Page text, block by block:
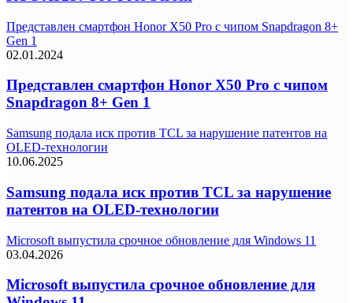
Представлен смартфон Honor X50 Pro с чипом Snapdragon 8+
Gen 1
02.01.2024
Представлен смартфон Honor X50 Pro с чипом
Snapdragon 8+ Gen 1
Samsung подала иск против TCL за нарушение патентов на
OLED-технологии
10.06.2025
Samsung подала иск против TCL за нарушение
патентов на OLED-технологии
Microsoft выпустила срочное обновление для Windows 11
03.04.2026
Microsoft выпустила срочное обновление для